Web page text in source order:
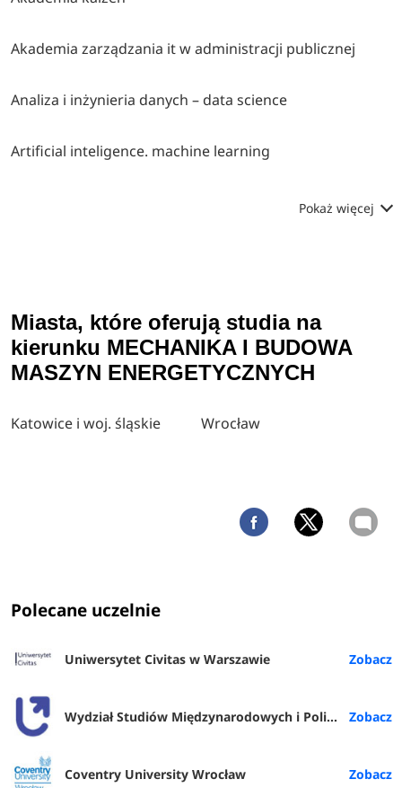
Akademia zarządzania it w administracji publicznej
Analiza i inżynieria danych – data science
Artificial inteligence. machine learning
Pokaż więcej
Miasta, które oferują studia na
kierunku MECHANIKA I BUDOWA
MASZYN ENERGETYCZNYCH
Katowice i woj. śląskie Wrocław
Polecane uczelnie
Uniwersytet Civitas w Warszawie
Wydział Studiów Międzynarodowych i Politologicznych UŁ
Coventry University Wrocław